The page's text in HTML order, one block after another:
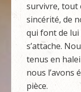
survivre, tout
sincérité, de
qui font de
s’attache.
tenus en
nous l’avons
pièce.